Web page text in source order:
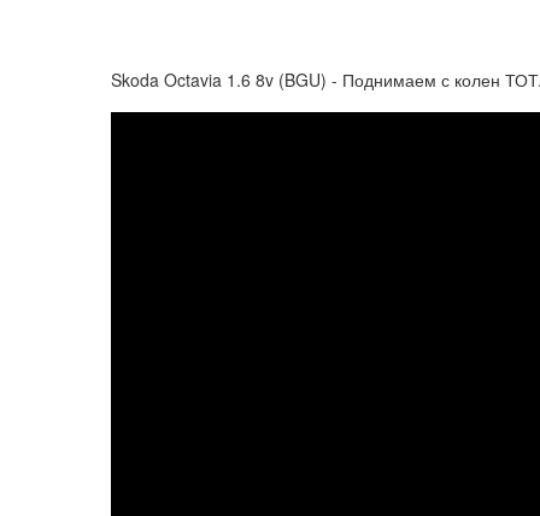
Skoda Octavia 1.6 8v (BGU) - Поднимаем с колен